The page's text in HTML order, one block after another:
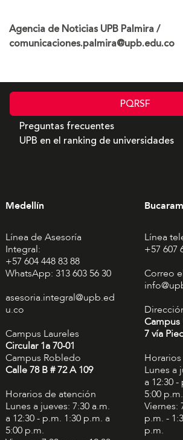
Agencia de Noticias UPB Palmira /
comunicaciones.palmira@upb.edu.co
PQRSF
Preguntas frecuentes
UPB en el ranking de universidades
Medellín
Línea de Asesoría
Integral:
+57 604 448 83 88
WhatsApp: 313 603 56 30
asesoria.integral@upb.ed
u.co
Campus Laureles
Circular 1a 70-01
Campus Robledo
Calle 78 B # 72 A 109
Horarios de atención
Lunes a jueves: 7:30 a.m.
a 12:30 - p.m. 1:30 p.m. a
5:00 p.m.
Línea
+57 607
Correo
Campus
7 vía
Lunes a
a 12:30
5:00 p.m.
Viernes:
p.m. -
p.m.